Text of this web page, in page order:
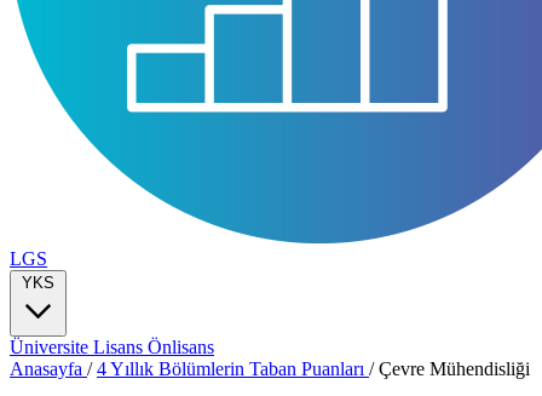
LGS
YKS
Üniversite Lisans Önlisans
Anasayfa /4 Yıllık Bölümlerin Taban Puanları /Çevre Mühendisliği